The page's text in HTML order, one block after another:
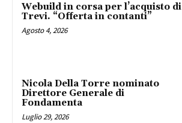
Webuild in corsa per l’acquisto di
Trevi. “Offerta in contanti”
Agosto 4, 2026
Nicola Della Torre nominato
Direttore Generale di
Fondamenta
Luglio 29, 2026